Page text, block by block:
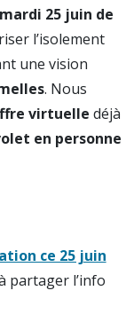
mardi 25 juin de
l’isolement
une vision
. Nous
virtuelle déjà
en personne
ce 25 juin
partager l’info